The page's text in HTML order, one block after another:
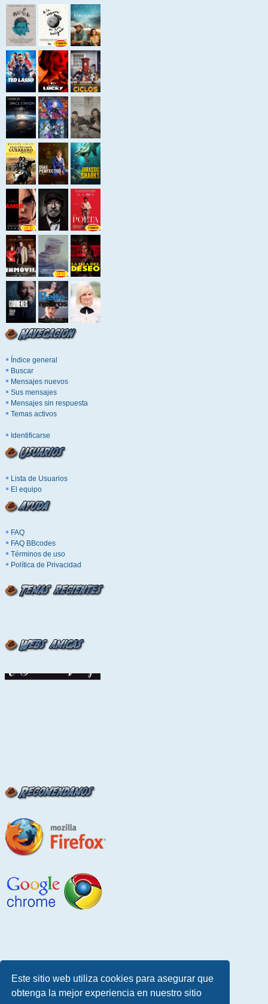
Este sitio web utiliza cookies para asegurar que
obtenga la mejor experiencia en nuestro sitio
Índice general
Buscar
Mensajes nuevos
Sus mensajes
Mensajes sin respuesta
Temas activos
Identificarse
Lista de Usuarios
El equipo
FAQ
FAQ BBcodes
Términos de uso
Política de Privacidad